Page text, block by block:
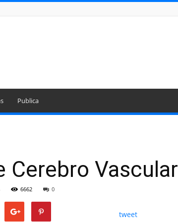
Publica
Cerebro Vascular
6662 0
tweet